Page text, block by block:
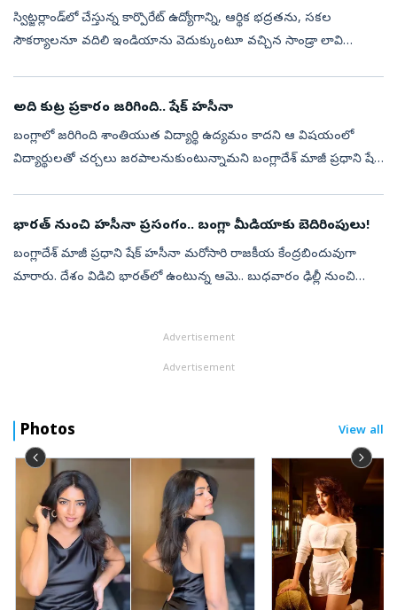
స్విట్జర్లాండ్‌లో చేస్తున్న కార్పొరేట్‌ ఉద్యోగాన్ని, ఆర్థిక భద్రతను, సకల
సౌకర్యాలనూ వదిలి ఇండియాను వెదుక్కుంటూ వచ్చిన సాండ్రా లావి
అది కుట్ర ప్రకారం జరిగింది.. షేక్‌ హసీనా
బంగ్లాలో జరిగింది శాంతియుత విద్యార్థి ఉద్యమం కాదని ఆ విషయంలో
విద్యార్థులతో చర్చలు జరపాలనుకుంటున్నామని బంగ్లాదేశ్ మాజీ ప్రధాని షేక్
భారత్‌ నుంచి హసీనా ప్రసంగం.. బంగ్లా మీడియాకు బెదిరింపులు!
బంగ్లాదేశ్‌ మాజీ ప్రధాని షేక్‌ హసీనా మరోసారి రాజకీయ కేంద్రబిందువుగా
మారారు. దేశం విడిచి భారత్‌లో ఉంటున్న ఆమె.. బుధవారం ఢిల్లీ నుంచి
Advertisement
Advertisement
Photos View all